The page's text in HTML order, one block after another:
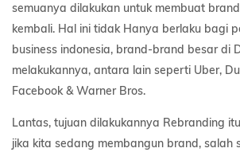
semuanya dilakukan untuk membuat
kembali. Hal ini tidak Hanya berlaku bagi
business indonesia, brand-brand besar di
melakukannya, antara lain seperti Uber,
Facebook & Warner Bros.
Lantas, tujuan dilakukannya Rebranding
jika kita sedang membangun brand, salah